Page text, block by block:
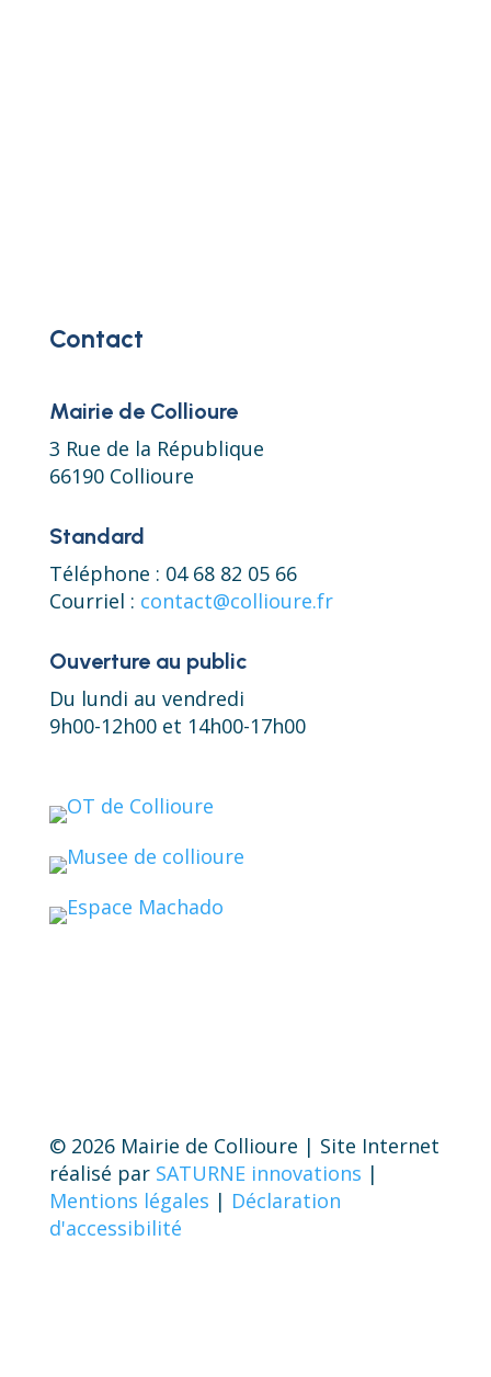
Contact
Mairie de Collioure
3 Rue de la République
66190 Collioure
Standard
Téléphone : 04 68 82 05 66
Courriel : contact@collioure.fr
Ouverture au public
Du lundi au vendredi
9h00-12h00 et 14h00-17h00
© 2026 Mairie de Collioure | Site Internet
réalisé par SATURNE innovations |
Mentions légales | Déclaration
d'accessibilité